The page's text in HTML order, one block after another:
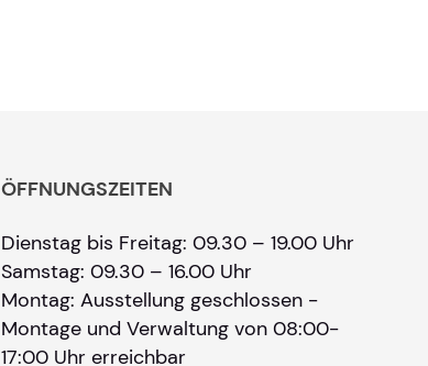
ÖFFNUNGSZEITEN
Dienstag bis Freitag: 09.30 – 19.00 Uhr
Samstag: 09.30 – 16.00 Uhr
Montag: Ausstellung geschlossen -
Montage und Verwaltung von 08:00-
17:00 Uhr erreichbar